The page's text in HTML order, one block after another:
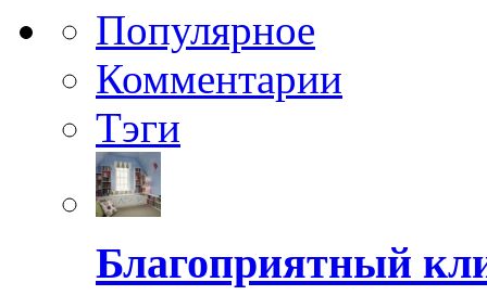
Популярное
Комментарии
Тэги
Благоприятный